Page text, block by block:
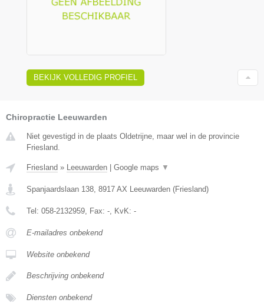
BEKIJK VOLLEDIG PROFIEL
Chiropractie Leeuwarden
Niet gevestigd in de plaats Oldetrijne, maar wel in de provincie
Friesland.
Friesland » Leeuwarden Google maps ▼
Spanjaardslaan 138, 8917 AX Leeuwarden (Friesland)
Tel: 058-2132959, Fax: -, KvK: -
E-mailadres onbekend
Website onbekend
Beschrijving onbekend
Diensten onbekend